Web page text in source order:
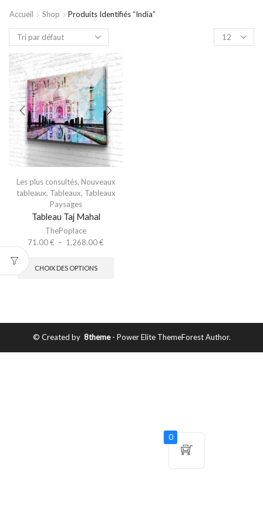
Accueil Shop Produits Identifiés “india”
Les plus consultés, Nouveaux
tableaux, Tableaux, Tableaux
Paysages
Tableau Taj Mahal
ThePoplace
71.00€ – 1,268.00€
CHOIX DES OPTIONS
© Created by 8theme- Power Elite ThemeForest Author.
0